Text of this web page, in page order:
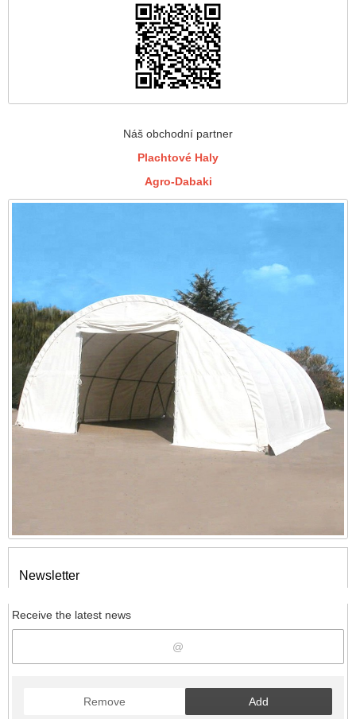
Náš obchodní partner
Plachtové Haly
Agro-Dabaki
Newsletter
Receive the latest news
Remove Add